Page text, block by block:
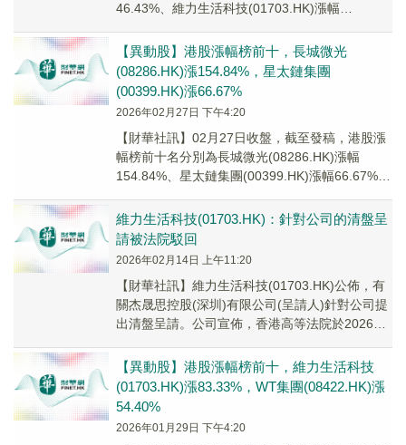
46.43%、維力生活科技(01703.HK)漲幅
【異動股】港股漲幅榜前十，長城微光
(08286.HK)漲154.84%，星太鏈集團
(00399.HK)漲66.67%
2026年02月27日 下午4:20
【財華社訊】02月27日收盤，截至發稿，港股漲
幅榜前十名分別為長城微光(08286.HK)漲幅
154.84%、星太鏈集團(00399.HK)漲幅66.67%、
維力生活科技(01703.HK)：針對公司的清盤呈
請被法院駁回
2026年02月14日 上午11:20
【財華社訊】維力生活科技(01703.HK)公佈，有
關杰晟思控股(深圳)有限公司(呈請人)針對公司提
出清盤呈請。公司宣佈，香港高等法院於2026年
【異動股】港股漲幅榜前十，維力生活科技
(01703.HK)漲83.33%，WT集團(08422.HK)漲
54.40%
2026年01月29日 下午4:20